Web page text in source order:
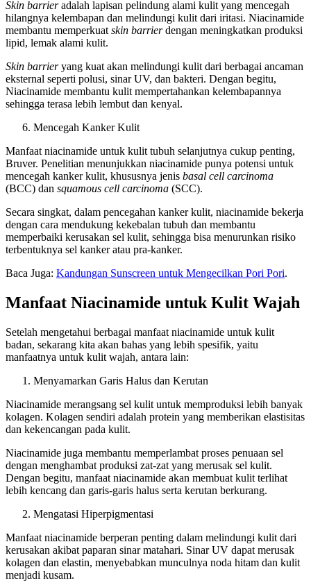
Skin barrieradalah lapisan pelindung alami kulit yang mencegah
hilangnya kelembapan dan melindungi kulit dari iritasi. Niacinamide
membantu memperkuat skin barrierdengan meningkatkan produksi
lipid, lemak alami kulit.
Skin barrieryang kuat akan melindungi kulit dari berbagai ancaman
eksternal seperti polusi, sinar UV, dan bakteri. Dengan begitu,
Niacinamide membantu kulit mempertahankan kelembapannya
sehingga terasa lebih lembut dan kenyal.
Mencegah Kanker Kulit
Manfaat niacinamide untuk kulit tubuh selanjutnya cukup penting,
Bruver. Penelitian menunjukkan niacinamide punya potensi untuk
mencegah kanker kulit, khususnya jenis basal cell carcinoma
(BCC) dan squamous cell carcinoma (SCC).
Secara singkat, dalam pencegahan kanker kulit, niacinamide bekerja
dengan cara mendukung kekebalan tubuh dan membantu
memperbaiki kerusakan sel kulit, sehingga bisa menurunkan risiko
terbentuknya sel kanker atau pra-kanker.
Baca Juga: Kandungan Sunscreen untuk Mengecilkan Pori Pori.
Manfaat Niacinamide untuk Kulit Wajah
Setelah mengetahui berbagai manfaat niacinamide untuk kulit
badan, sekarang kita akan bahas yang lebih spesifik, yaitu
manfaatnya untuk kulit wajah, antara lain:
Menyamarkan Garis Halus dan Kerutan
Niacinamide merangsang sel kulit untuk memproduksi lebih banyak
kolagen. Kolagen sendiri adalah protein yang memberikan elastisitas
dan kekencangan pada kulit.
Niacinamide juga membantu memperlambat proses penuaan sel
dengan menghambat produksi zat-zat yang merusak sel kulit.
Dengan begitu, manfaat niacinamide akan membuat kulit terlihat
lebih kencang dan garis-garis halus serta kerutan berkurang.
Mengatasi Hiperpigmentasi
Manfaat niacinamide berperan penting dalam melindungi kulit dari
kerusakan akibat paparan sinar matahari. Sinar UV dapat merusak
kolagen dan elastin, menyebabkan munculnya noda hitam dan kulit
menjadi kusam.